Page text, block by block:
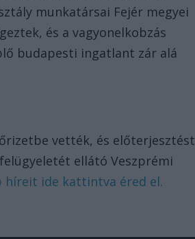
munkatársai Fejér megyei
és a vagyonelkobzás
budapesti ingatlant zár alá
vették, és előterjesztést
ellátó Veszprémi
híreit ide kattintva éred el.